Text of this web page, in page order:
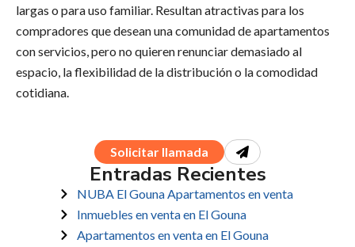
largas o para uso familiar. Resultan atractivas para los
compradores que desean una comunidad de apartamentos
con servicios, pero no quieren renunciar demasiado al
espacio, la flexibilidad de la distribución o la comodidad
cotidiana.
Solicitar llamada
Entradas Recientes
NUBA El Gouna Apartamentos en venta
Inmuebles en venta en El Gouna
Apartamentos en venta en El Gouna